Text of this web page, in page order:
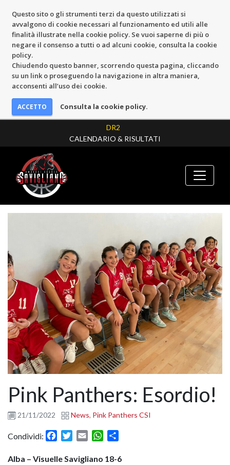
Questo sito o gli strumenti terzi da questo utilizzati si
avvalgono di cookie necessari al funzionamento ed utili alle
finalità illustrate nella cookie policy. Se vuoi saperne di più o
negare il consenso a tutti o ad alcuni cookie, consulta la cookie
policy.
Chiudendo questo banner, scorrendo questa pagina, cliccando
su un link o proseguendo la navigazione in altra maniera,
acconsenti all’uso dei cookie.
Consulta la cookie policy.
DR2
CALENDARIO & RISULTATI
Pink Panthers: Esordio!
21/11/2022 News, Pink Panthers CSI
Condividi: FacebookTwitter
Email WhatsApp
Alba – Visuelle Savigliano 18-6